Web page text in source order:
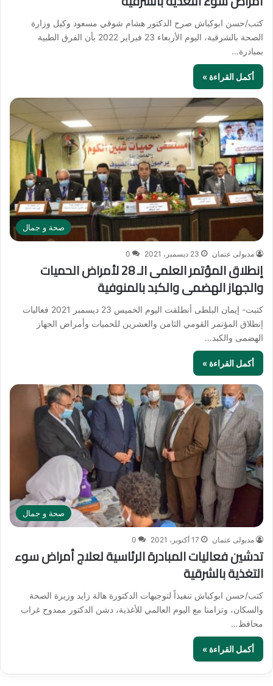
كتب/حسن ابوكباش صرح الدكتور هشام شوقي مسعود وكيل وزارة
الصحة بالشرقية، اليوم الأربعاء 23 فبراير 2022 بأن الفرق الطبية
بمبادرة…
أكمل القراءة »
صحة و جمال
مدبولى عتمان 23 ديسمبر، 2021 0
إنطلاق المؤتمر العلمى الـ 28 لأمراض الحميات
والجهاز الهضمى والكبد بالمنوفية
كتبت- إيمان البلطى أنطلقت اليوم الخميس 23 ديسمبر 2021 فعاليات
إنطلاق المؤتمر القومي الثامن والعشرين للحميات وأمراض الجهاز
الهضمى والكبد…
أكمل القراءة »
صحة و جمال
مدبولى عتمان 17 أكتوبر، 2021 0
تدشين فعاليات المبادرة الرئاسية لعلاج أمراض سوء
التغذية بالشرقية
كتب/حسن ابوكباش تنفيذاً لتوجيهات الدكتورة هالة زايد وزيرة الصحة
والسكان، وتزامنا مع اليوم العالمي للأغذية، دشن الدكتور ممدوح غراب
محافظ…
أكمل القراءة »